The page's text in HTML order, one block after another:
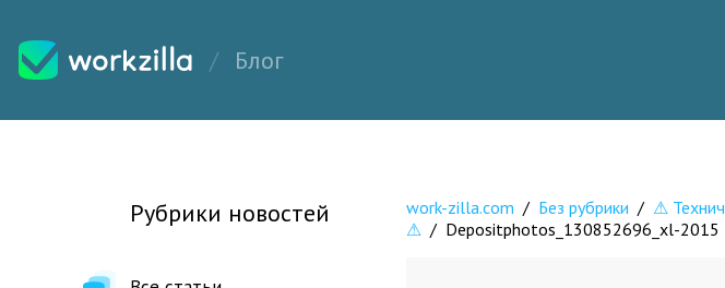
Блог
Рубрики новостей work-zilla.com / Без рубрики / ⚠
⚠ / Depositphotos_130852696_xl-2015